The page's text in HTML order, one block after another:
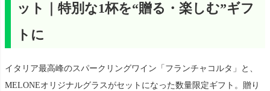
ット｜特別な1杯を“贈る・楽しむ”ギフ
トに
イタリア最高峰のスパークリングワイン「フランチャコルタ」と、
MELONEオリジナルグラスがセットになった数量限定ギフト。贈り